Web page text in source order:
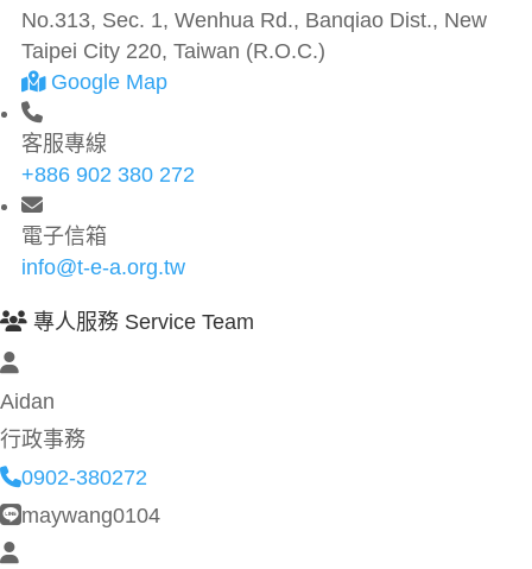
No.313, Sec. 1, Wenhua Rd., Banqiao Dist., New
Taipei City 220, Taiwan (R.O.C.)
Google Map
客服專線
+886 902 380 272
電子信箱
info@t-e-a.org.tw
專人服務 Service Team
Aidan
行政事務
0902-380272
maywang0104